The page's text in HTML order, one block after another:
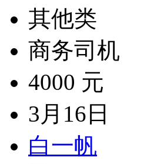
其他类
商务司机
4000 元
3月16日
白一帆